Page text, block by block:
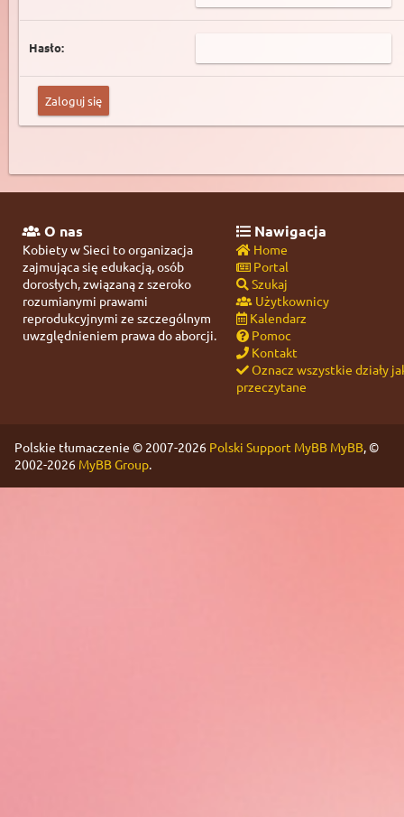
Hasło:
O nas
Kobiety w Sieci to organizacja
zajmująca się edukacją, osób
dorosłych, związaną z szeroko
rozumianymi prawami
reprodukcyjnymi ze szczególnym
uwzględnieniem prawa do aborcji.
Nawigacja
Home
Portal
Szukaj
Użytkownicy
Kalendarz
Pomoc
Kontakt
Oznacz wszystkie działy
przeczytane
Polskie tłumaczenie © 2007-2026 Polski Support MyBB MyBB, ©
2002-2026 MyBB Group.